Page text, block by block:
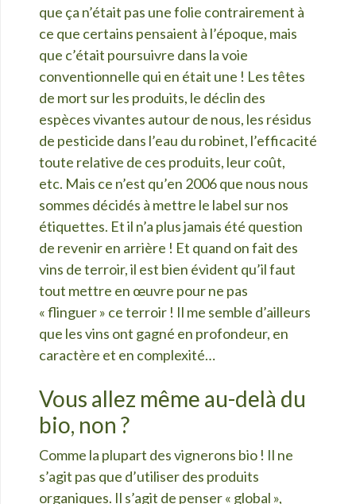
que ça n’était pas une folie contrairement à
ce que certains pensaient à l’époque, mais
que c’était poursuivre dans la voie
conventionnelle qui en était une ! Les têtes
de mort sur les produits, le déclin des
espèces vivantes autour de nous, les résidus
de pesticide dans l’eau du robinet, l’efficacité
toute relative de ces produits, leur coût,
etc. Mais ce n’est qu’en 2006 que nous nous
sommes décidés à mettre le label sur nos
étiquettes. Et il n’a plus jamais été question
de revenir en arrière ! Et quand on fait des
vins de terroir, il est bien évident qu’il faut
tout mettre en œuvre pour ne pas
«flinguer » ce terroir ! Il me semble d’ailleurs
que les vins ont gagné en profondeur, en
caractère et en complexité…
Vous allez même au-delà du
bio, non ?
Comme la plupart des vignerons bio ! Il ne
s’agit pas que d’utiliser des produits
organiques. Il s’agit de penser « global »,